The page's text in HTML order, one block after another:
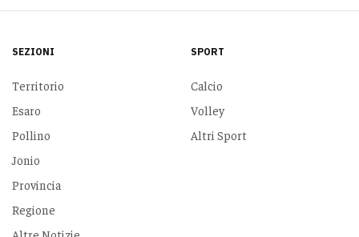
SEZIONI
Territorio
Esaro
Pollino
Jonio
Provincia
Regione
Altre Notizie
SPORT
Calcio
Volley
Altri Sport